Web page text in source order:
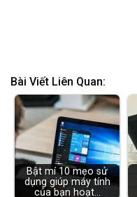
Bài Viết Liên Quan:
Bật mí 10 mẹo sử
dụng giúp máy tính
của bạn hoạt…